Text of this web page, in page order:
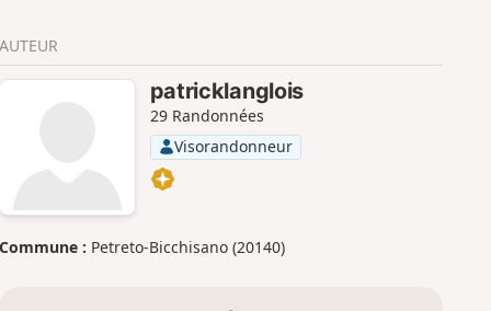
r
AUTEUR
patricklanglois
29 Randonnées
Visorandonneur
Commune : Petreto-Bicchisano (20140)